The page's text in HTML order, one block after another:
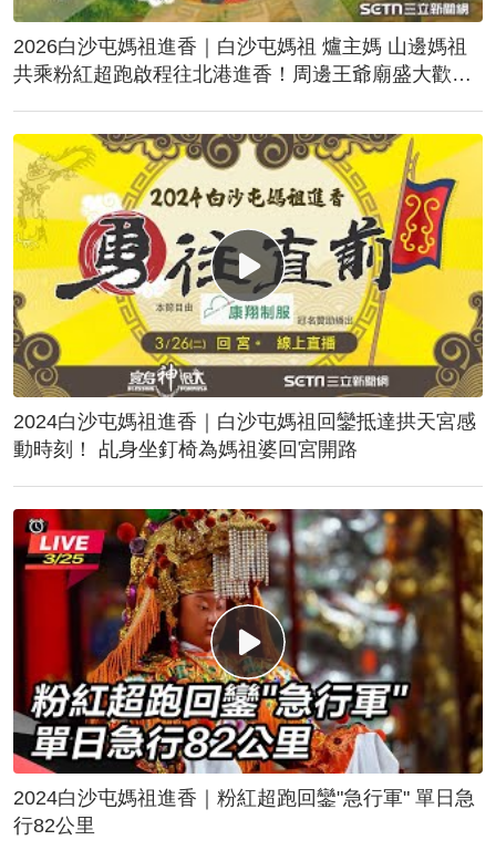
2026白沙屯媽祖進香｜白沙屯媽祖 爐主媽 山邊媽祖
共乘粉紅超跑啟程往北港進香！周邊王爺廟盛大歡
2024白沙屯媽祖進香｜白沙屯媽祖回鑾抵達拱天宮感
動時刻！ 乩身坐釘椅為媽祖婆回宮開路
2024白沙屯媽祖進香｜粉紅超跑回鑾"急行軍" 單日急
行82公里